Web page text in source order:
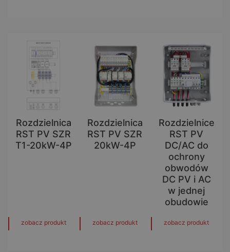
Rozdzielnica
RST PV SZR
T1-20kW-4P
zobacz produkt
Rozdzielnica
RST PV SZR
20kW-4P
zobacz produkt
Rozdzielnice
RST PV
DC/AC do
ochrony
obwodów
DC PV i AC
w jednej
obudowie
zobacz produkt